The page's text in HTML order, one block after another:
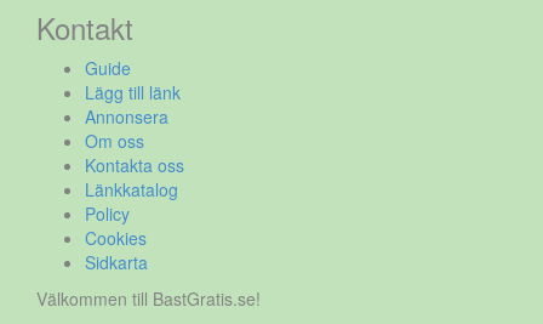
Kontakt
Guide
Lägg till länk
Annonsera
Om oss
Kontakta oss
Länkkatalog
Policy
Cookies
Sidkarta
Välkommen till BastGratis.se!